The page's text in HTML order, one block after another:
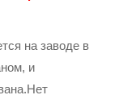
на заводе в
и